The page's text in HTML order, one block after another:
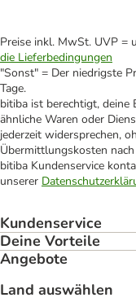
Preise inkl. MwSt. UVP =
die Lieferbedingungen
"Sonst" = Der niedrigste
Tage.
bitiba ist berechtigt,
ähnliche Waren oder
jederzeit widersprechen,
Übermittlungskosten
bitiba Kundenservice
unserer
Kundenservice
Deine Vorteile
Angebote
Land auswählen